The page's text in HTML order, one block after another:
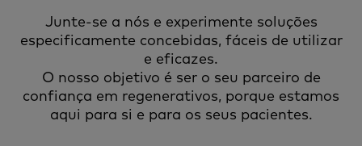
Junte-se a nós e experimente soluções
especificamente concebidas, fáceis de utilizar
e eficazes.
O nosso objetivo é ser o seu parceiro de
confiança em regenerativos, porque estamos
aqui para si e para os seus pacientes.